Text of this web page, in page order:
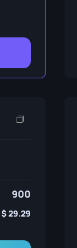
900
29.29